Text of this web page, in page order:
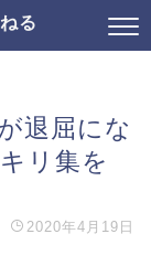
る
退屈にな
リ集を
2020年4月19日